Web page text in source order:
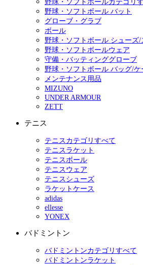
野球・ソフトボールカテゴリ
野球・ソフトボール バット
グローブ・グラブ
ボール
野球・ソフトボール シューズ/
野球・ソフトボールウェア
守備・バッティンググローブ
野球・ソフトボール バッグ/ケ
メンテナンス用品
MIZUNO
UNDER ARMOUR
ZETT
テニス
テニスカテゴリすべて
テニスラケット
テニスボール
テニスウェア
テニスシューズ
ラケットケース
adidas
ellesse
YONEX
バドミントン
バドミントンカテゴリすべて
バドミントンラケット